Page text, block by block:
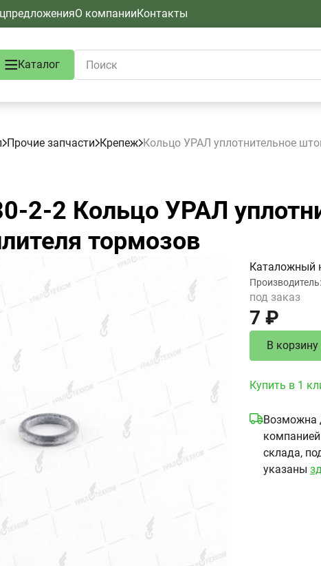
О компанииКонтакты
Каталог
Прочие запчасти Крепеж Кольцо УРАЛ уплотнительное
2-2 Кольцо УРАЛ
тормозов
Каталожный
Производитель
под заказ
7 ₽
В корзину
Купить в 1
Возможна
склада,
указаны